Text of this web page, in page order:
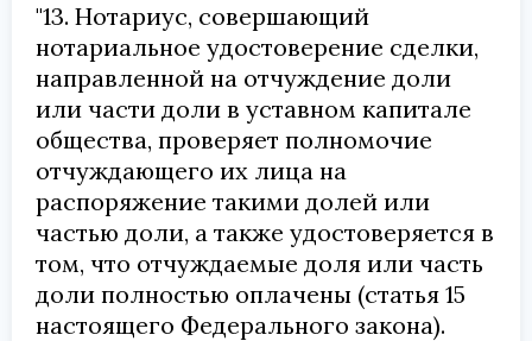
"13. Нотариус, совершающий
нотариальное удостоверение сделки,
направленной на отчуждение доли
или части доли в уставном капитале
общества, проверяет полномочие
отчуждающего их лица на
распоряжение такими долей или
частью доли, а также удостоверяется в
том, что отчуждаемые доля или часть
доли полностью оплачены (статья 15
настоящего Федерального закона).